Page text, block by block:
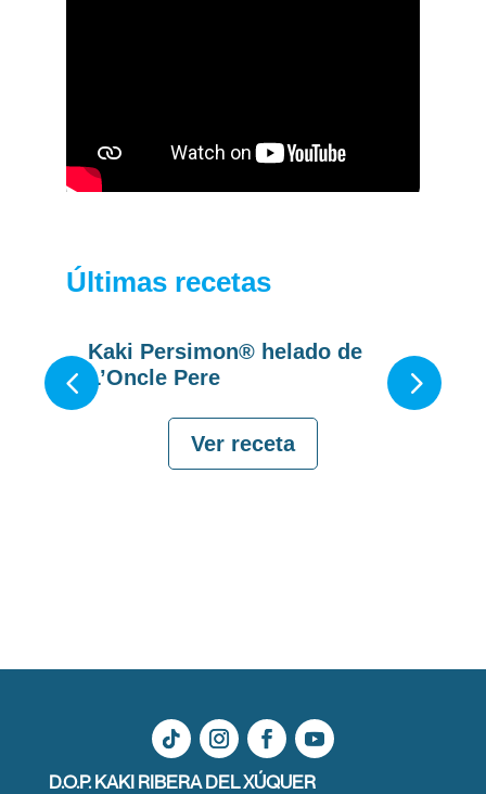
Últimas recetas
Kaki Persimon® helado de
L’Oncle Pere
Ver receta
D.O.P. KAKI RIBERA DEL XÚQUER